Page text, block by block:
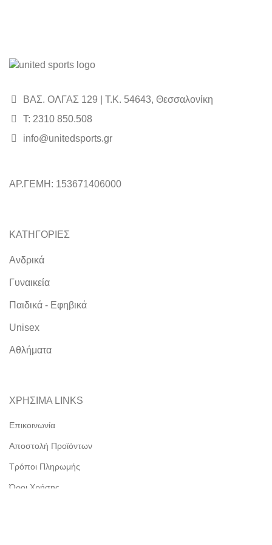
ΒΑΣ. ΟΛΓΑΣ 129 | Τ.Κ. 54643, Θεσσαλονίκη
Τ: 2310 850.508
info@unitedsports.gr
ΑΡ.ΓΕΜΗ: 153671406000
ΚΑΤΗΓΟΡΙΕΣ
Ανδρικά
Γυναικεία
Παιδικά - Εφηβικά
Unisex
Αθλήματα
ΧΡΗΣΙΜΑ LINKS
Επικοινωνία
Αποστολή Προϊόντων
Τρόποι Πληρωμής
Όροι Χρήσης